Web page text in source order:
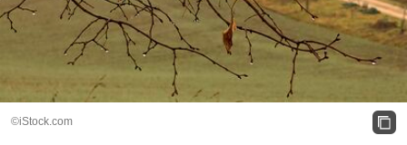
©iStock.com